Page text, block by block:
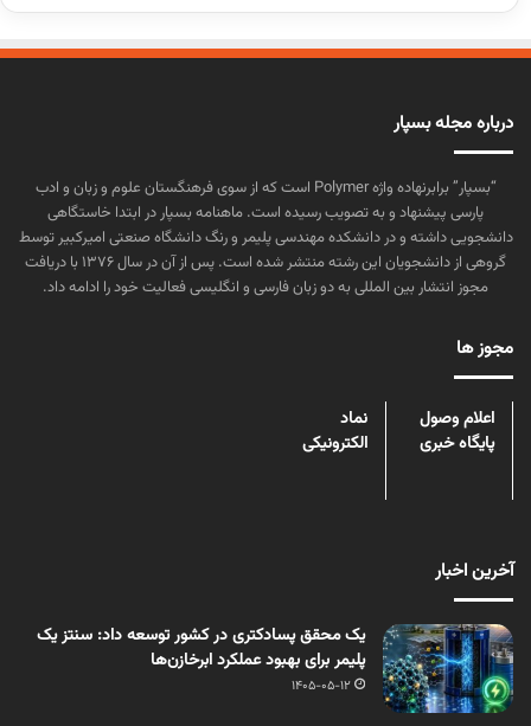
درباره مجله بسپار
“بسپار” برابرنهاده واژه Polymer است که از سوی فرهنگستان علوم و زبان و ادب
پارسی پیشنهاد و به تصویب رسیده است. ماهنامه بسپار در ابتدا خاستگاهی
دانشجویی داشته و در دانشکده مهندسی پلیمر و رنگ دانشگاه صنعتی امیرکبیر توسط
گروهی از دانشجویان این رشته منتشر شده است. پس از آن در سال ۱۳۷۶ با دریافت
مجوز انتشار بین المللی به دو زبان فارسی و انگلیسی فعالیت خود را ادامه داد.
مجوز ها
اعلام وصول
پایگاه خبری
نماد
الکترونیکی
آخرین اخبار
یک محقق پسادکتری در کشور توسعه داد: سنتز یک
پلیمر برای بهبود عملکرد ابرخازن‌ها
1405-05-12